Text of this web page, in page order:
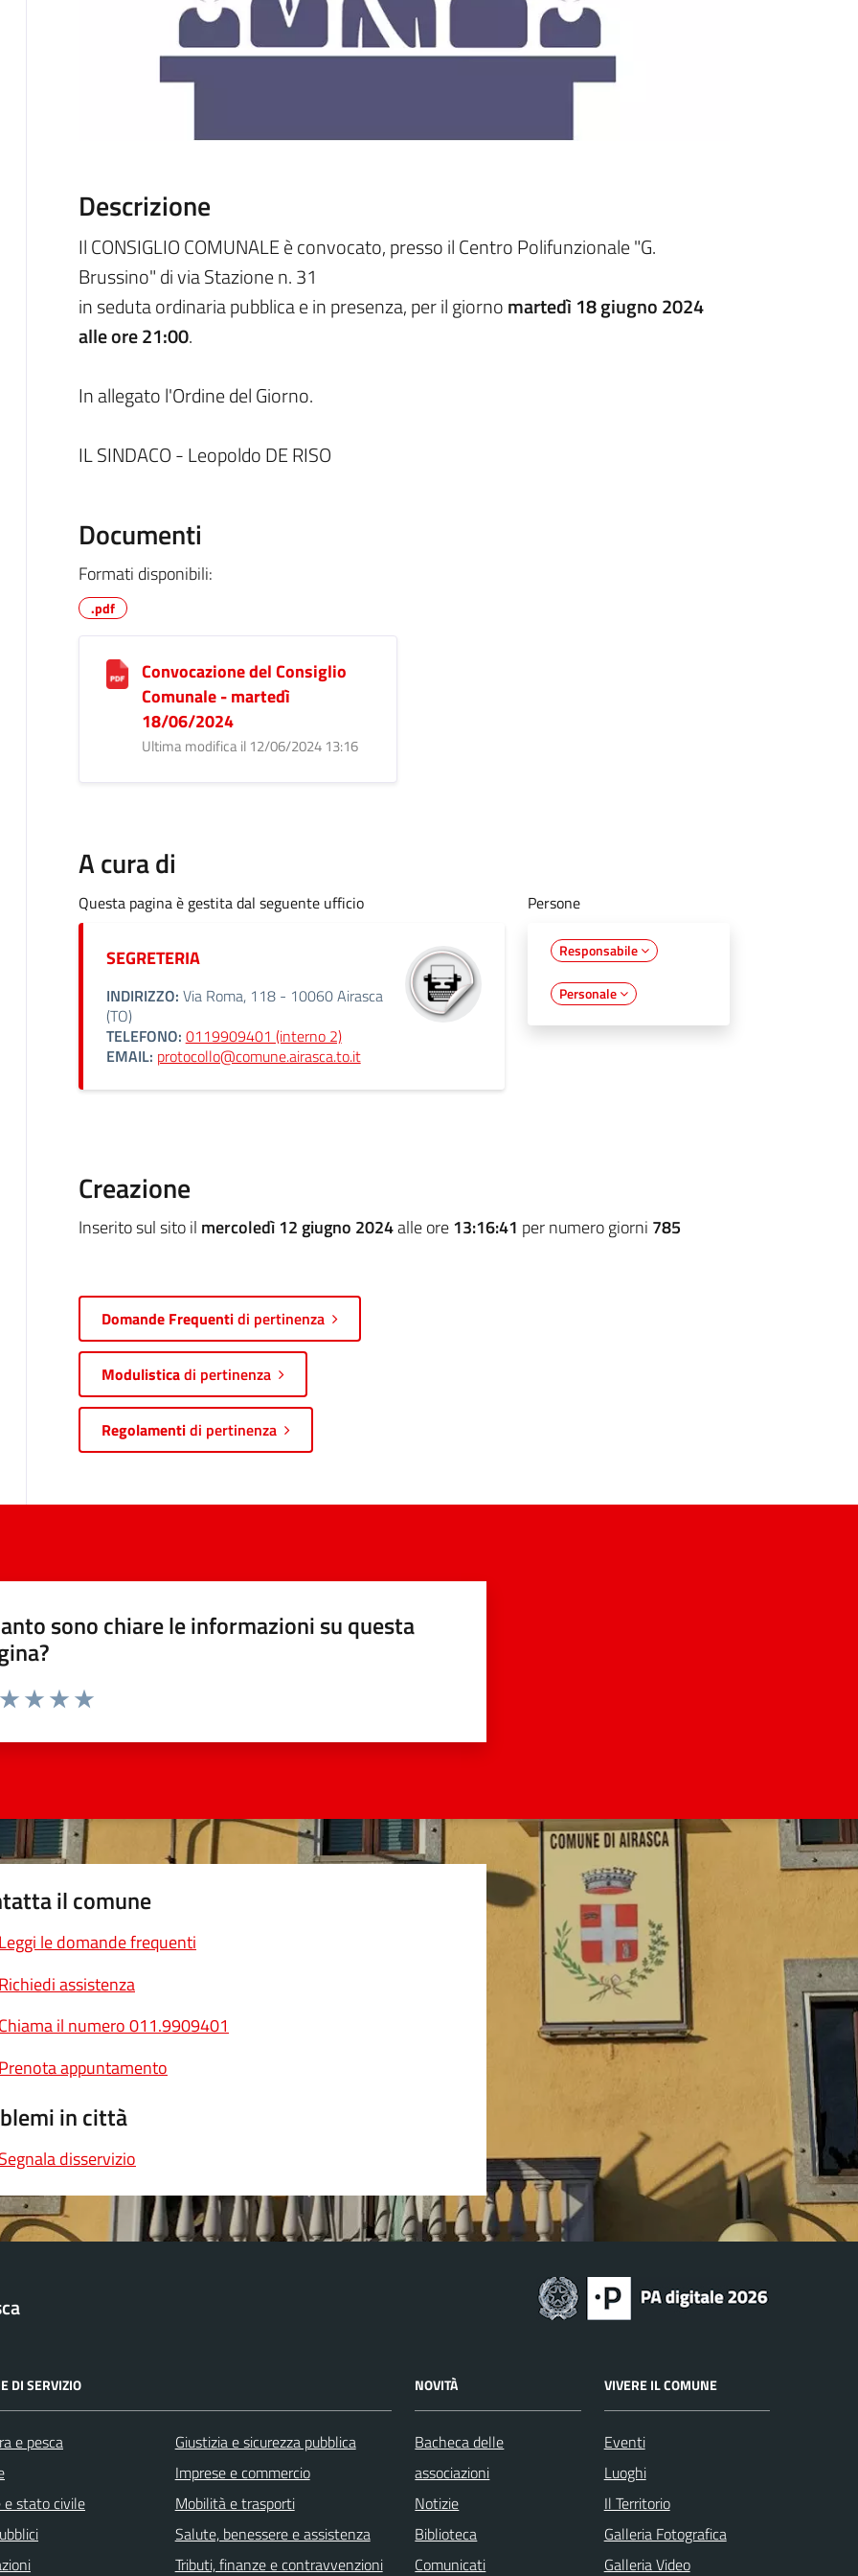
Descrizione
Il CONSIGLIO COMUNALE è convocato, presso il Centro Polifunzionale "G.
Brussino" di via Stazione n. 31
in seduta ordinaria pubblica e in presenza, per il giornomartedì 18 giugno 2024
alle ore 21:00.
In allegato l'Ordine del Giorno.
IL SINDACO - Leopoldo DE RISO
Documenti
Formati disponibili:
.pdf
Convocazione del Consiglio
Comunale - martedì
18/06/2024
Ultima modifica il 12/06/2024 13:16
A cura di
Questa pagina è gestita dal seguente ufficio
SEGRETERIA
INDIRIZZO: Via Roma, 118 - 10060 Airasca
(TO)
TELEFONO: 0119909401 (interno 2)
EMAIL: protocollo@comune.airasca.to.it
Persone
Responsabile
Personale
Creazione
Inserito sul sito il mercoledì 12 giugno 2024alle ore13:16:41 per numero giorni 785
Domande Frequentidi pertinenza
Modulisticadi pertinenza
Regolamentidi pertinenza
sono chiare le informazioni su questa
da 1 a 5 stelle la pagina
il comune
Leggi le domande frequenti
Richiedi assistenza
Chiama il numero 011.9909401
Prenota appuntamento
in città
Segnala disservizio
DI SERVIZIO
e pesca
e stato civile
Giustizia e sicurezza pubblica
Imprese e commercio
Mobilità e trasporti
Salute, benessere e assistenza
Tributi, finanze e contravvenzioni
NOVITÀ
Bacheca delle
associazioni
Notizie
Biblioteca
Comunicati
VIVERE IL COMUNE
Eventi
Luoghi
Il Territorio
Galleria Fotografica
Galleria Video